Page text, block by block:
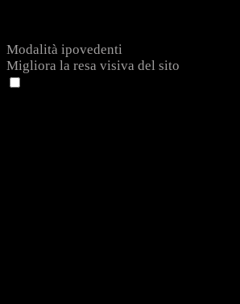
Modalità ipovedenti
Migliora la resa visiva del sito